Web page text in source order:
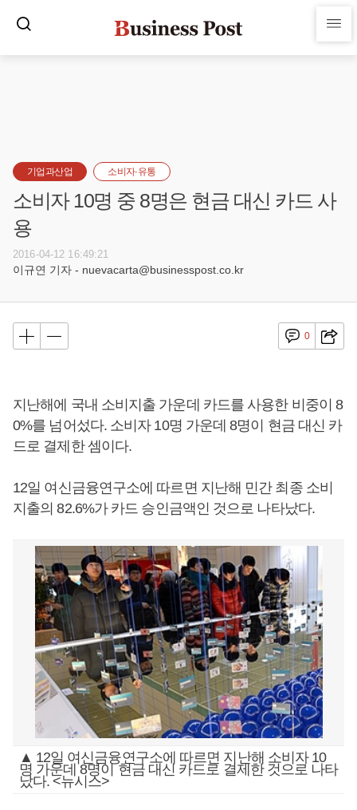
기업과산업 소비자·유통
소비자 10명 중 8명은 현금 대신 카드 사
용
2016-04-12 16:49:21
이규연 기자 - nuevacarta@businesspost.co.kr
0
지난해에 국내 소비지출 가운데 카드를 사용한 비중이 8
0%를 넘어섰다. 소비자 10명 가운데 8명이 현금 대신 카
드로 결제한 셈이다.
12일 여신금융연구소에 따르면 지난해 민간 최종 소비
지출의 82.6%가 카드 승인금액인 것으로 나타났다.
▲ 12일 여신금융연구소에 따르면 지난해 소비자 10
명 가운데 8명이 현금 대신 카드로 결제한 것으로 나타
났다. <뉴시스>